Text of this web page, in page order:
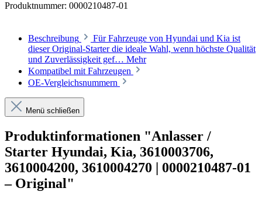
Produktnummer: 0000210487-01
Beschreibung
Für Fahrzeuge von Hyundai und Kia ist
dieser Original-Starter die ideale Wahl, wenn höchste Qualität
und Zuverlässigkeit gef… Mehr
Kompatibel mit Fahrzeugen
OE-Vergleichsnummern
Menü schließen
Produktinformationen "Anlasser /
Starter Hyundai, Kia, 3610003706,
3610004200, 3610004270 | 0000210487-01
– Original"